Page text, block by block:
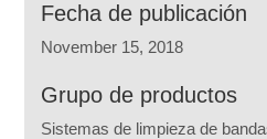
Fecha de publicación
November 15, 2018
Grupo de productos
Sistemas de limpieza de